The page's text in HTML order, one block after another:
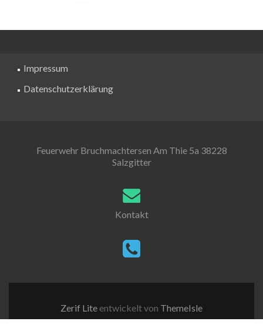
Impressum
Datenschutzerklärung
Feuerwehr Bruchmachtersen Am Thie 5a 38228
Salzgitter
Kontakt
Zerif Lite entwickelt von ThemeIsle